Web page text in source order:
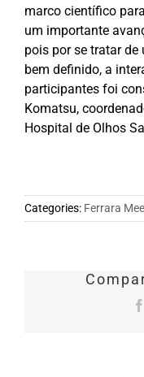
marco científico
um importante
pois por se tratar de
bem definido, a
participantes foi
Komatsu,
Hospital de Olhos
Categories: Ferrara